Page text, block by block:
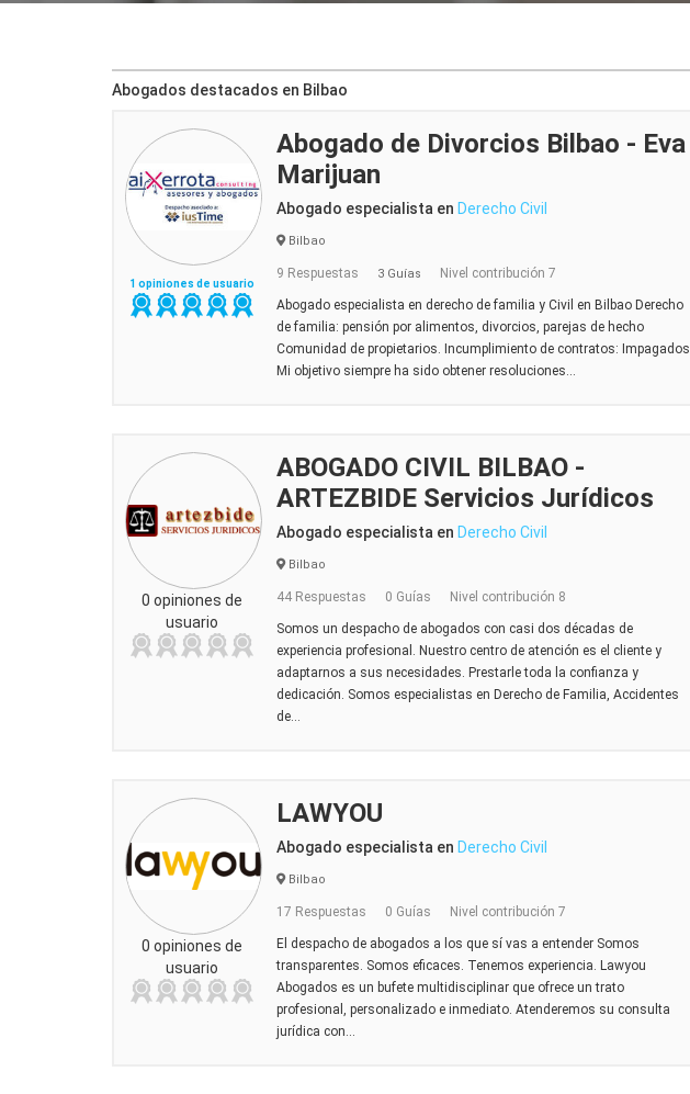
Abogados destacados en Bilbao
1 opiniones de usuario
Abogado de Divorcios Bilbao - Eva
Marijuan
Abogado especialista en Derecho Civil
Bilbao
9 Respuestas 3 Guías Nivel contribución 7
Abogado especialista en derecho de familia y Civil en Bilbao Derecho
de familia: pensión por alimentos, divorcios, parejas de hecho
Comunidad de propietarios. Incumplimiento de contratos: Impagados
Mi objetivo siempre ha sido obtener resoluciones...
0 opiniones de
usuario
ABOGADO CIVIL BILBAO -
ARTEZBIDE Servicios Jurídicos
Abogado especialista en Derecho Civil
Bilbao
44 Respuestas 0 Guías Nivel contribución 8
Somos un despacho de abogados con casi dos décadas de
experiencia profesional. Nuestro centro de atención es el cliente y
adaptarnos a sus necesidades. Prestarle toda la confianza y
dedicación. Somos especialistas en Derecho de Familia, Accidentes
de...
0 opiniones de
usuario
LAWYOU
Abogado especialista en Derecho Civil
Bilbao
17 Respuestas 0 Guías Nivel contribución 7
El despacho de abogados a los que sí vas a entender Somos
transparentes. Somos eficaces. Tenemos experiencia. Lawyou
Abogados es un bufete multidisciplinar que ofrece un trato
profesional, personalizado e inmediato. Atenderemos su consulta
jurídica con...